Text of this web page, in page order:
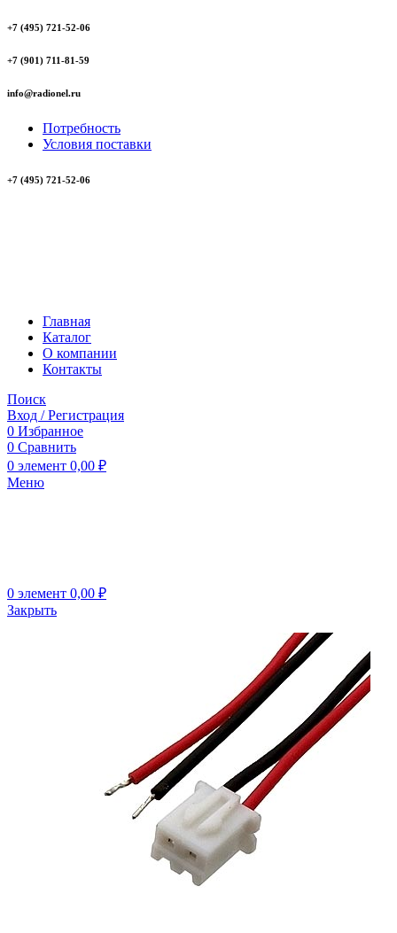
+7 (495) 721-52-06
+7 (901) 711-81-59
info@radionel.ru
Потребность
Условия поставки
+7 (495) 721-52-06
Главная
Каталог
О компании
Контакты
Поиск
Вход / Регистрация
0 Избранное
0 Сравнить
0 элемент 0,00 ₽
Меню
0 элемент 0,00 ₽
Закрыть